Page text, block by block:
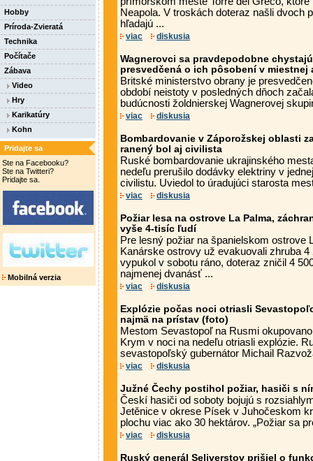
Hobby
Príroda-Zvieratá
Technika
Počítače
Zábava
Video
Hry
Karikatúry
Kohn
Pridajte sa
Ste na Facebooku?
Ste na Twitteri?
Pridajte sa.
Mobilná verzia
Neapola. V troskách doteraz našli dvoch
hľadajú ...
viac diskusia
Wagnerovci sa pravdepodobne
presvedčená o ich pôsobení v miestnej
Britské ministerstvo obrany je
období neistoty v posledných dňoch
budúcnosti žoldnierskej Wagnerovej
viac diskusia
Bombardovanie v Záporožskej oblasti
ranený bol aj civilista
Ruské bombardovanie ukrajinského
nedeľu prerušilo dodávky elektriny v
civilistu. Uviedol to úradujúci starosta
viac diskusia
Požiar lesa na ostrove La Palma,
vyše 4-tisíc ľudí
Pre lesný požiar na španielskom ostrove
Kanárske ostrovy už evakuovali zhruba
vypukol v sobotu ráno, doteraz zničil 4
najmenej dvanásť ...
viac diskusia
Explózie počas noci otriasli
najmä na prístav (foto)
Mestom Sevastopoľ na Rusmi
Krym v noci na nedeľu otriasli explózie.
sevastopoľský gubernátor Michail
viac diskusia
Južné Čechy postihol požiar, hasiči s
Českí hasiči od soboty bojujú s
Jetěnice v okrese Písek v Juhočeskom
plochu viac ako 30 hektárov. „Požiar sa
viac diskusia
Ruský generál Seliverstov prišiel o